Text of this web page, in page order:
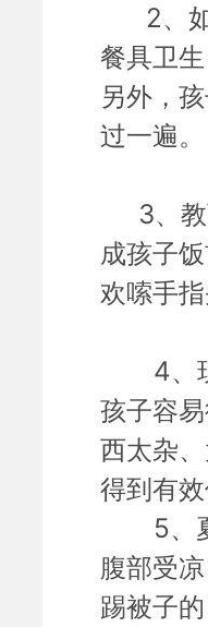
2、如
餐具卫
另外，
过一遍。
3、教
成孩子
欢嗦手
4、现
孩子容
西太杂
得到有
5、夏
腹部受
踢被子